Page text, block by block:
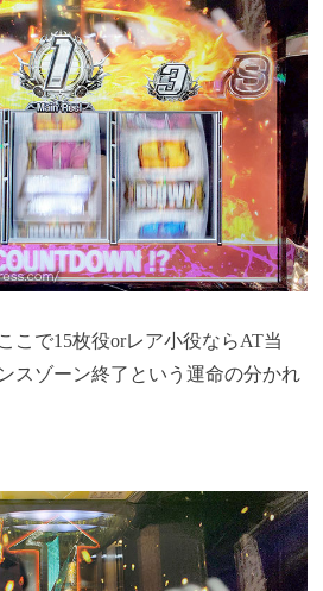
こで15枚役orレア小役ならAT当
スゾーン終了という運命の分かれ